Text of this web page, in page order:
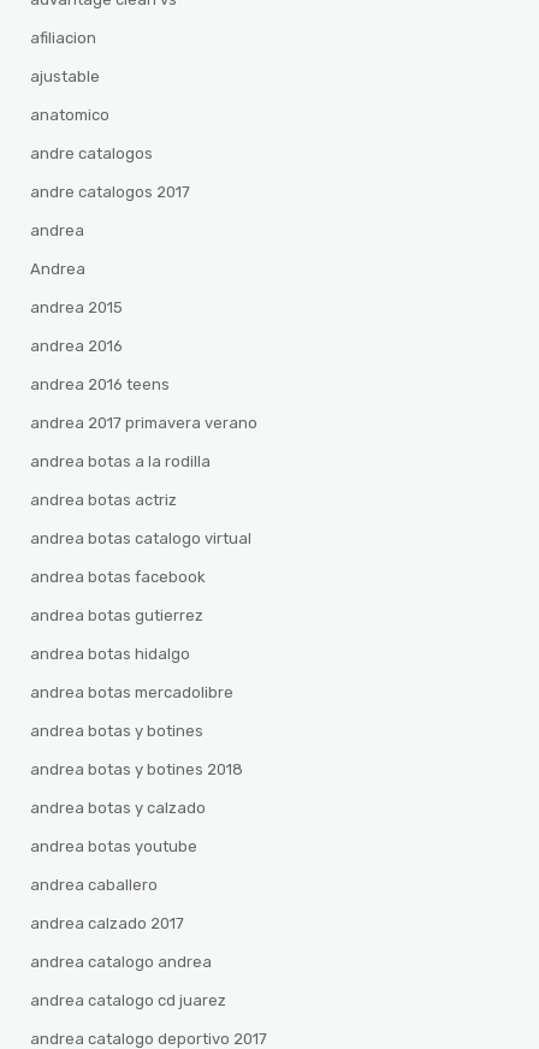
afiliacion
ajustable
anatomico
andre catalogos
andre catalogos 2017
andrea
Andrea
andrea 2015
andrea 2016
andrea 2016 teens
andrea 2017 primavera verano
andrea botas a la rodilla
andrea botas actriz
andrea botas catalogo virtual
andrea botas facebook
andrea botas gutierrez
andrea botas hidalgo
andrea botas mercadolibre
andrea botas y botines
andrea botas y botines 2018
andrea botas y calzado
andrea botas youtube
andrea caballero
andrea calzado 2017
andrea catalogo andrea
andrea catalogo cd juarez
andrea catalogo deportivo 2017